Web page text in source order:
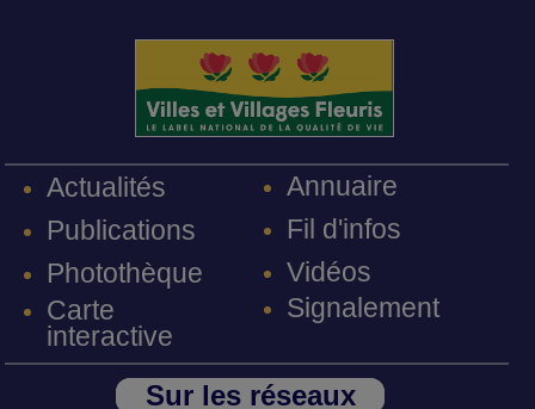
Actualités
Publications
Photothèque
Carte
interactive
Annuaire
Fil d'infos
Vidéos
Signalement
Sur les réseaux